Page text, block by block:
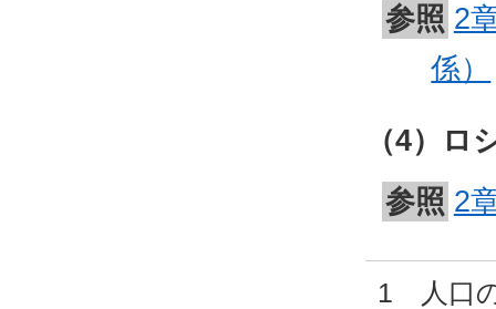
参照 2
係）
（4）ロ
参照 2
1 人口